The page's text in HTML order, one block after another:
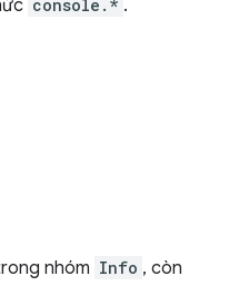
console.* .
nhóm Info , còn